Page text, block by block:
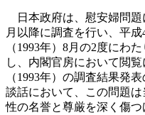
日本政府は、慰安婦問題
月以降に調査を行い、平
（1993年）8月の2度にわ
し、内閣官房において閲
（1993年）の調査結果発
談話において、この問題
性の名誉と尊厳を深く傷